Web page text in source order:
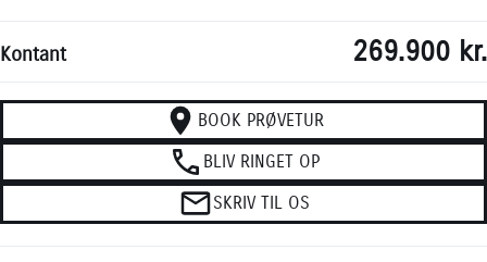
Kontant 269.900 kr.
BOOK PRØVETUR
BLIV RINGET OP
SKRIV TIL OS